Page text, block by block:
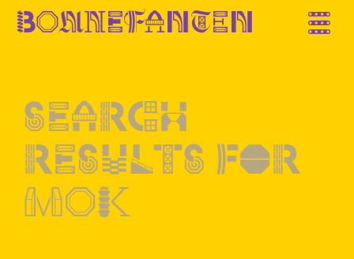
Bonnefanten
Search
results for
mok